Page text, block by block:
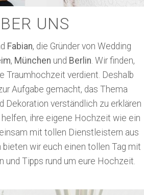
UNS
Fabian, die Gründer von Wedding
, München und Berlin. Wir finden,
Traumhochzeit verdient. Deshalb
Aufgabe gemacht, das Thema
Dekoration verständlich zu erklären
helfen, ihre eigene Hochzeit wie ein
mit tollen Dienstleistern aus
bieten wir euch einen tollen Tag mit
und Tipps rund um eure Hochzeit.